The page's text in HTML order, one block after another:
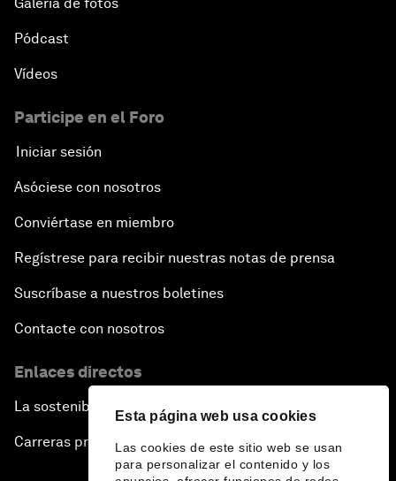
Esta página web usa cookies
Las cookies de este sitio web se usan
para personalizar el contenido y los
Pódcast
Vídeos
Participe en el Foro
Iniciar sesión
Asóciese con nosotros
Conviértase en miembro
Regístrese para recibir nuestras notas de prensa
Suscríbase a nuestros boletines
Contacte con nosotros
Enlaces directos
La sostenibilidad en el Foro
Carreras profesionales